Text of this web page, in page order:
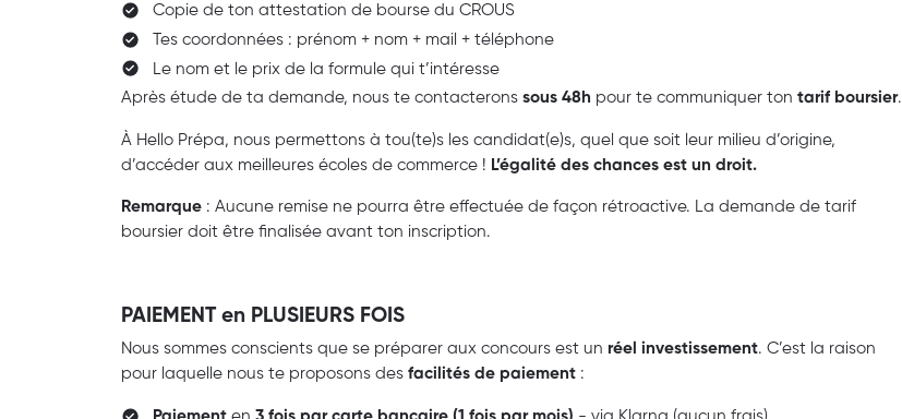
Copie de ton attestation de bourse du CROUS
Tes coordonnées : prénom + nom + mail + téléphone
Le nom et le prix de la formule qui t’intéresse
Après étude de ta demande, nous te contacteronssous 48h pour te communiquer ton tarif boursier.
À Hello Prépa, nous permettons à tou(te)s les candidat(e)s, quel que soit leur milieu d’origine,
d’accéder aux meilleures écoles de commerce ! L’égalité des chances est un droit.
Remarque : Aucune remise ne pourra être effectuée de façon rétroactive. La demande de tarif
boursier doit être finalisée avant ton inscription.
PAIEMENT en PLUSIEURS FOIS
Nous sommes conscients que se préparer aux concours est un réel investissement. C’est la raison
pour laquelle nous te proposons desfacilités de paiement :